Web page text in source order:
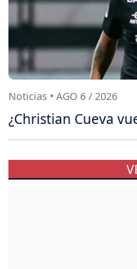
Noticias • AGO 6 / 2026
¿Christian Cueva